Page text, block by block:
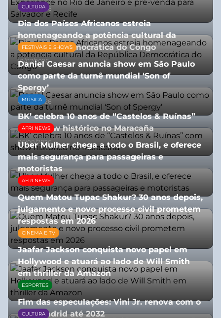
03/08/2026
CULTURA
Dia dos Países Africanos estreia
homenageando a potência cultural da
República Democrática do Congo
10/07/2026
FESTIVAIS E SHOWS
Daniel Caesar anuncia show em São Paulo
como parte da turnê mundial ‘Son of
Spergy’
05/08/2026
MÚSICA
BK’ celebra 10 anos de “Castelos & Ruínas”
com show histórico no Maracaña
06/08/2026
AFRI NEWS
Uber Mulher chega a todo o Brasil, e oferece
mais segurança para passageiras e
motoristas
10/07/2026
AFRI NEWS
Quem Matou Tupac Shakur? 30 anos depois,
julgamento e novo processo civil prometem
respostas em 2026
05/08/2026
CINEMA E TV
Jaafar Jackson conquista novo papel em
Hollywood e atuará ao lado de Will Smith
em thriller da Amazon
06/08/2026
ESPORTES
Fim das especulações: Vini Jr. renova com o
Real Madrid até 2032
CULTURA